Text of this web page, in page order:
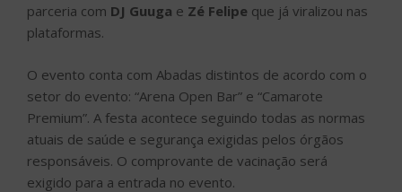
parceria com DJ Guuga e Zé Felipe que já viralizou nas
plataformas.
O evento conta com Abadas distintos de acordo com o
setor do evento: “Arena Open Bar” e “Camarote
Premium”. A festa acontece seguindo todas as normas
atuais de saúde e segurança exigidas pelos órgãos
responsáveis. O comprovante de vacinação será
exigido para a entrada no evento.